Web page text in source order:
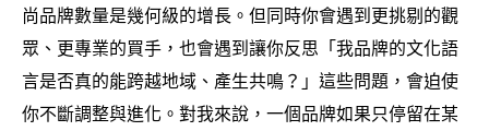
尚品牌數量是幾何級的增長。但同時你會遇到更挑剔的觀
眾、更專業的買手 ， 也會遇到讓你反思「我品牌的文化語
言是否真的能跨越地域、產生共鳴？ 」這些問題 ， 會迫使
你不斷調整與進化。對我來說 ， 一個品牌如果只停留在某